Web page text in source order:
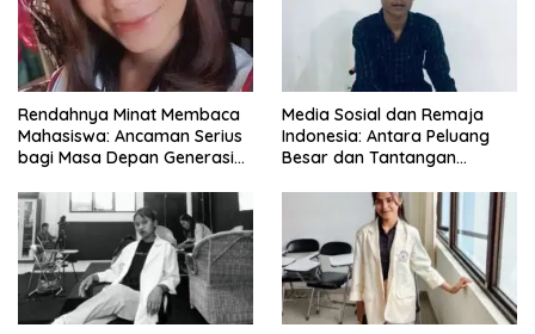
Rendahnya Minat Membaca
Mahasiswa: Ancaman Serius
bagi Masa Depan Generasi
Media Sosial dan Remaja
Indonesia: Antara Peluang
Besar dan Tantangan